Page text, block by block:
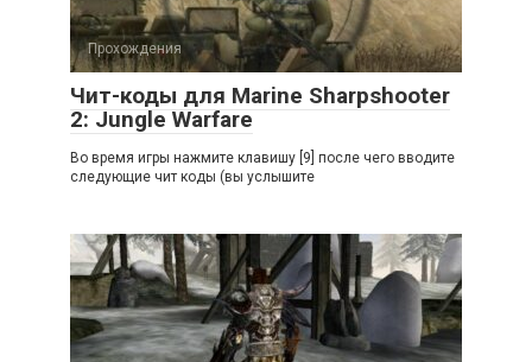
Прохождения
Чит-коды для Marine Sharpshooter
2: Jungle Warfare
Во время игры нажмите клавишу [9] после чего вводите
следующие чит коды (вы услышите